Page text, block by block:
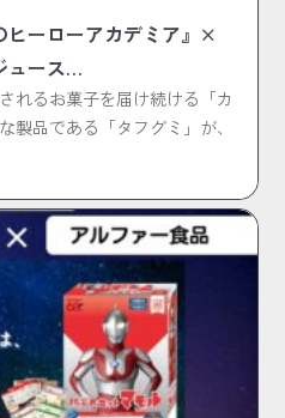
ヒーローアカデミア』×
ュース…
れるお菓子を届け続ける「カ
製品である「タフグミ」が、